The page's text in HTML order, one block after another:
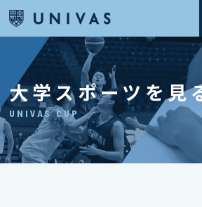
大学スポーツを見
UNIVAS CUP